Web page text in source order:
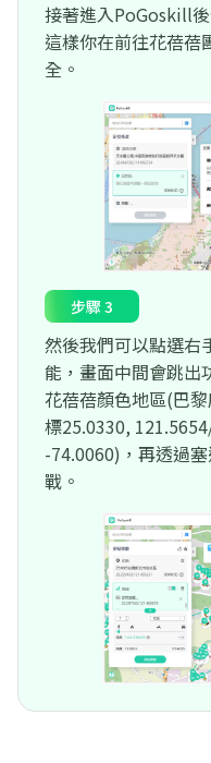
接著進入PoGoskill
這樣你在前往花蓓蓓
全。
步驟 3
然後我們可以點選右
能，畫面中間會跳出
花蓓蓓顏色地區(巴
標25.0330,
-74.0060)，再透過
戰。